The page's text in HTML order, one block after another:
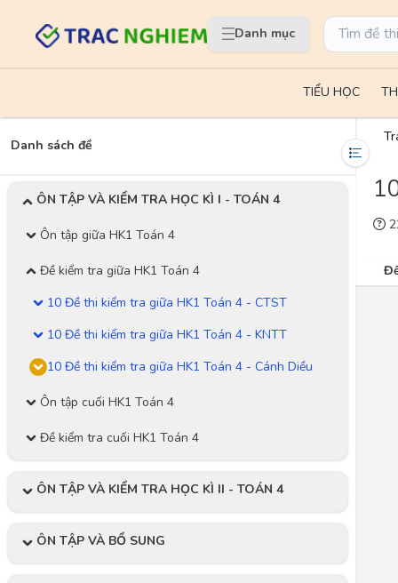
Danh mục
TIỂU HỌC
Danh sách đề
ÔN TẬP VÀ KIỂM TRA HỌC KÌ I - TOÁN 4
Ôn tập giữa HK1 Toán 4
Đề kiểm tra giữa HK1 Toán 4
10 Đề thi kiểm tra giữa HK1 Toán 4 - CTST
10 Đề thi kiểm tra giữa HK1 Toán 4 - KNTT
10 Đề thi kiểm tra giữa HK1 Toán 4 - Cánh Diều
Ôn tập cuối HK1 Toán 4
Đề kiểm tra cuối HK1 Toán 4
ÔN TẬP VÀ KIỂM TRA HỌC KÌ II - TOÁN 4
ÔN TẬP VÀ BỔ SUNG